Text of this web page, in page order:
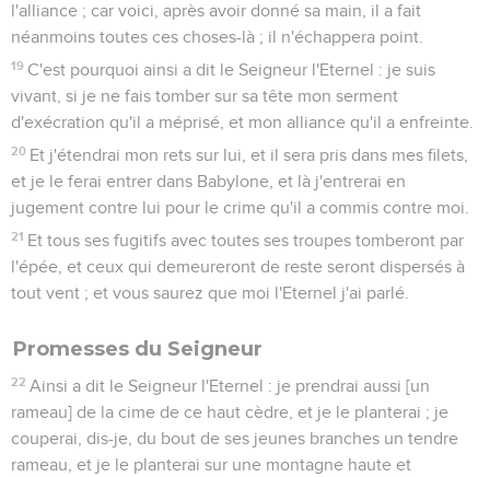
l'alliance ; car voici, après avoir donné sa main, il a fait
néanmoins toutes ces choses-là ; il n'échappera point.
19 C'est pourquoi ainsi a dit le Seigneur l'Eternel : je suis
vivant, si je ne fais tomber sur sa tête mon serment
d'exécration qu'il a méprisé, et mon alliance qu'il a enfreinte.
20 Et j'étendrai mon rets sur lui, et il sera pris dans mes filets,
et je le ferai entrer dans Babylone, et là j'entrerai en
jugement contre lui pour le crime qu'il a commis contre moi.
21 Et tous ses fugitifs avec toutes ses troupes tomberont par
l'épée, et ceux qui demeureront de reste seront dispersés à
tout vent ; et vous saurez que moi l'Eternel j'ai parlé.
Promesses du Seigneur
22 Ainsi a dit le Seigneur l'Eternel : je prendrai aussi [un
rameau] de la cime de ce haut cèdre, et je le planterai ; je
couperai, dis-je, du bout de ses jeunes branches un tendre
rameau, et je le planterai sur une montagne haute et